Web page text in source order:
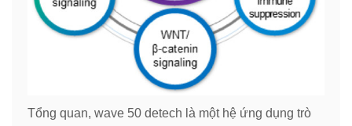
Tổng quan, wave 50 detech là một hệ ứng dụng trò